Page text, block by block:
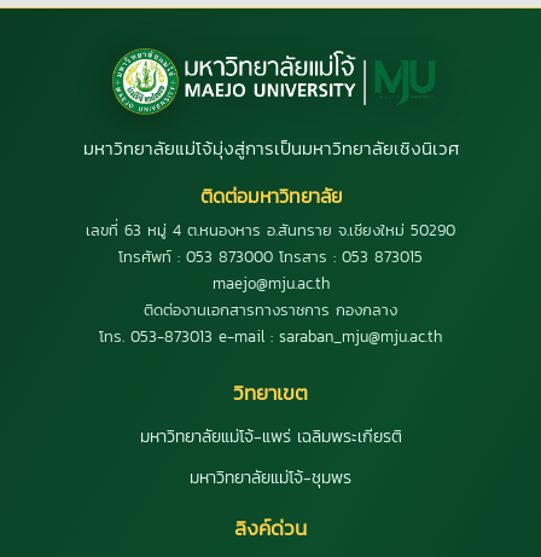
มหาวิทยาลัยแม่โจ้มุ่งสู่การเป็นมหาวิทยาลัยเชิงนิเวศ
ติดต่อมหาวิทยาลัย
เลขที่ 63 หมู่ 4 ต.หนองหาร อ.สันทราย จ.เชียงใหม่ 50290
โทรศัพท์ : 053 873000 โทรสาร : 053 873015
maejo@mju.ac.th
ติดต่องานเอกสารทางราชการ กองกลาง
โทร. 053-873013 e-mail : saraban_mju@mju.ac.th
วิทยาเขต
มหาวิทยาลัยแม่โจ้-แพร่ เฉลิมพระเกียรติ
มหาวิทยาลัยแม่โจ้-ชุมพร
ลิงค์ด่วน